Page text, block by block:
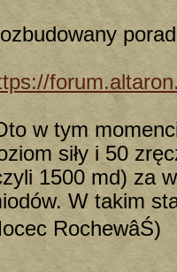
w tym
siły i 50
1500 md) za
W takim
RochewâŚ)